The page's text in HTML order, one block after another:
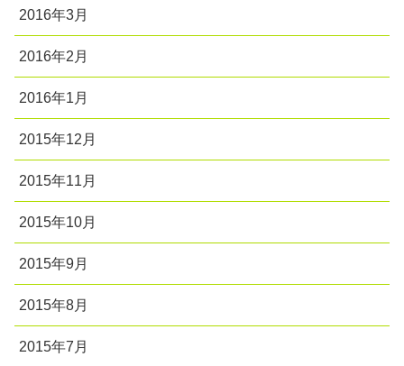
2016年3月
2016年2月
2016年1月
2015年12月
2015年11月
2015年10月
2015年9月
2015年8月
2015年7月